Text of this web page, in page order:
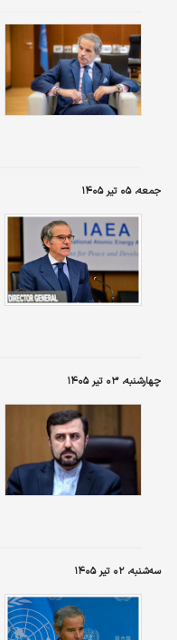
جمعه، ۰۵ تیر ۱۴۰۵
چهارشنبه، ۰۳ تیر ۱۴۰۵
سه‌شنبه، ۰۲ تیر ۱۴۰۵